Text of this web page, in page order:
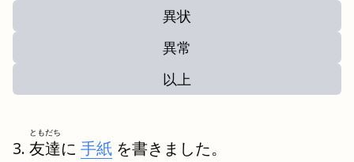
異状
異常
以上
友達
ともだち
に 手紙 を書きました。